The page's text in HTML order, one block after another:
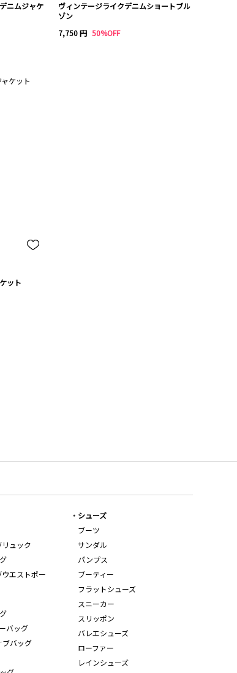
ニムジャケ
ヴィンテージライクデニムショートブル
ゾン
7,750 円 50%OFF
ット
ュック
エストポー
バッグ
バッグ
シューズ
ブーツ
サンダル
パンプス
ブーティー
フラットシューズ
スニーカー
スリッポン
バレエシューズ
ローファー
レインシューズ